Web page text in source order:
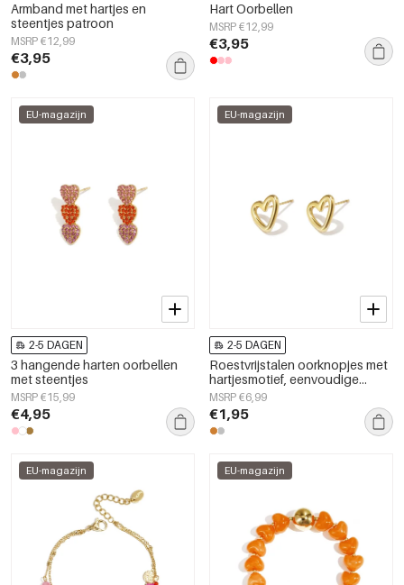
Armband met hartjes en
steentjes patroon
MSRP €12,99
€3,95
Hart Oorbellen
MSRP €12,99
€3,95
EU-magazijn
2-5 DAGEN
3 hangende harten oorbellen
met steentjes
MSRP €15,99
€4,95
EU-magazijn
2-5 DAGEN
Roestvrijstalen oorknopjes met
hartjesmotief, eenvoudige
dagelijkse sieraden uit de
Simple Series voor dames.
MSRP €6,99
€1,95
EU-magazijn EU-magazijn